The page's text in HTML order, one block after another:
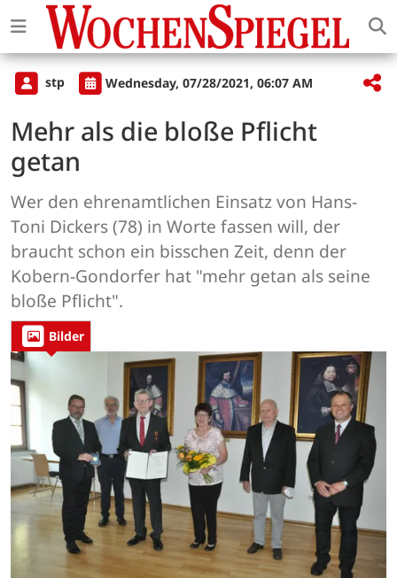
stp Wednesday, 07/28/2021, 06:07 AM
Mehr als die bloße Pflicht
getan
Wer den ehrenamtlichen Einsatz von Hans-
Toni Dickers (78) in Worte fassen will, der
braucht schon ein bisschen Zeit, denn der
Kobern-Gondorfer hat "mehr getan als seine
bloße Pflicht".
Bilder